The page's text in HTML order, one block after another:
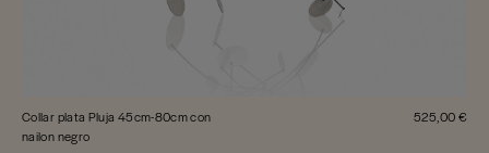
Collar plata Pluja 45cm-80cm con
nailon negro
525,00 €